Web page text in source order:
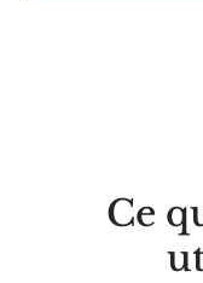
Ce